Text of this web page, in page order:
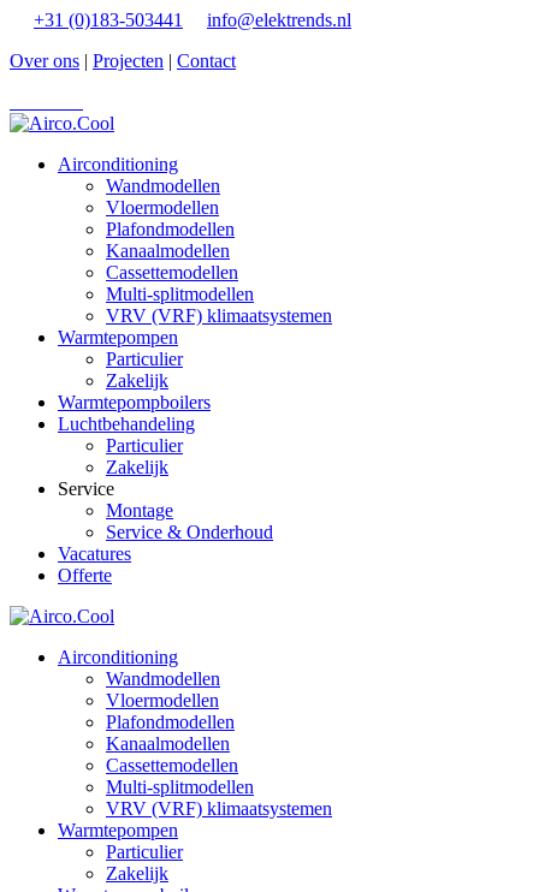
+31 (0)183-503441
info@elektrends.nl
Over ons | Projecten | Contact
Airconditioning
Wandmodellen
Vloermodellen
Plafondmodellen
Kanaalmodellen
Cassettemodellen
Multi-splitmodellen
VRV (VRF) klimaatsystemen
Warmtepompen
Particulier
Zakelijk
Warmtepompboilers
Luchtbehandeling
Particulier
Zakelijk
Service
Montage
Service & Onderhoud
Vacatures
Offerte
Airconditioning
Wandmodellen
Vloermodellen
Plafondmodellen
Kanaalmodellen
Cassettemodellen
Multi-splitmodellen
VRV (VRF) klimaatsystemen
Warmtepompen
Particulier
Zakelijk